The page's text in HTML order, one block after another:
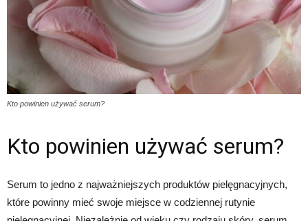
Kto powinien używać serum?
Kto powinien używać serum?
Serum to jedno z najważniejszych produktów pielęgnacyjnych,
które powinny mieć swoje miejsce w codziennej rutynie